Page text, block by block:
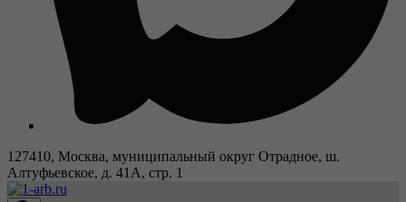
127410, Москва, муниципальный округ Отрадное, ш.
Алтуфьевское, д. 41А, стр. 1